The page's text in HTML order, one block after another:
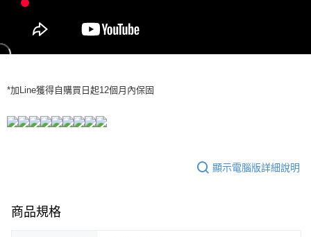
*加Line獲得自購買日起12個月內保固
顯示電腦版詳細說明
商品規格